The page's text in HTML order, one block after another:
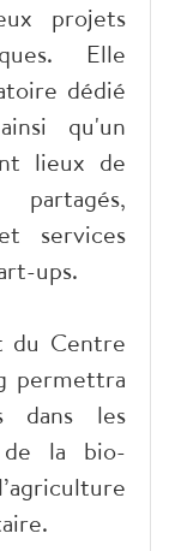
projets
Elle
dédié
qu'un
lieux de
services
ups.
du Centre
permettra
dans les
de la bio-